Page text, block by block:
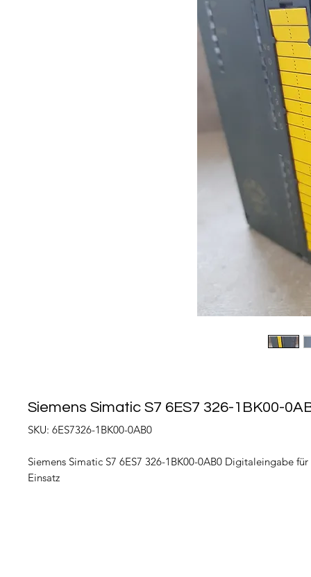
Siemens Simatic S7 6ES7 326-1BK00-
SKU: 6ES7326-1BK00-0AB0
Siemens Simatic S7 6ES7 326-1BK00-0AB0 Digitaleingabe
Einsatz